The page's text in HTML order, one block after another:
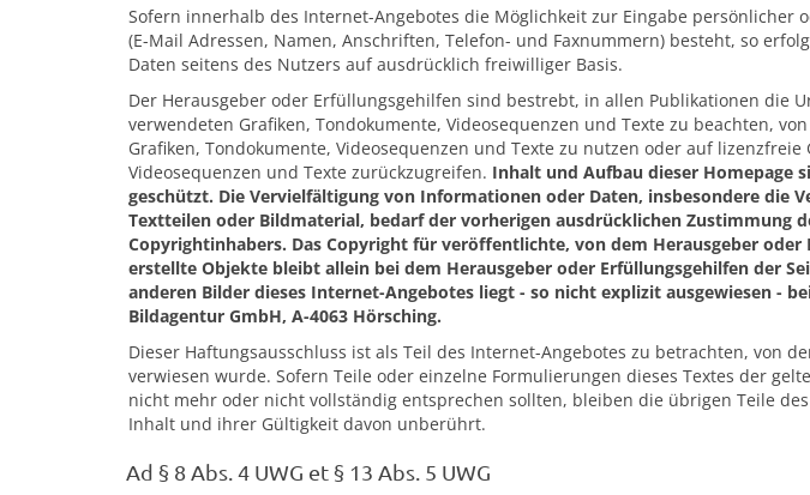
Sofern innerhalb des Internet-Angebotes die Möglichkeit zur Eingabe persönlicher
(E-Mail Adressen, Namen, Anschriften, Telefon- und Faxnummern) besteht, so
Daten seitens des Nutzers auf ausdrücklich freiwilliger Basis.
Der Herausgeber oder Erfüllungsgehilfen sind bestrebt, in allen Publikationen die
verwendeten Grafiken, Tondokumente, Videosequenzen und Texte zu beachten,
Grafiken, Tondokumente, Videosequenzen und Texte zu nutzen oder auf lizenzfreie
Videosequenzen und Texte zurückzugreifen. Inhalt und Aufbau dieser Homepage
geschützt. Die Vervielfältigung von Informationen oder Daten, insbesondere die
Textteilen oder Bildmaterial, bedarf der vorherigen ausdrücklichen Zustimmung
Copyrightinhabers. Das Copyright für veröffentlichte, von dem Herausgeber oder
erstellte Objekte bleibt allein bei dem Herausgeber oder Erfüllungsgehilfen der
anderen Bilder dieses Internet-Angebotes liegt - so nicht explizit ausgewiesen -
Bildagentur GmbH, A-4063 Hörsching.
Dieser Haftungsausschluss ist als Teil des Internet-Angebotes zu betrachten, von
verwiesen wurde. Sofern Teile oder einzelne Formulierungen dieses Textes der
nicht mehr oder nicht vollständig entsprechen sollten, bleiben die übrigen Teile
Inhalt und ihrer Gültigkeit davon unberührt.
Ad § 8 Abs. 4 UWG et § 13 Abs. 5 UWG